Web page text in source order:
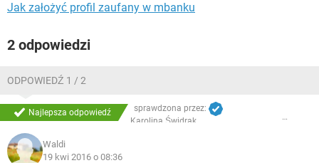
Jak założyć profil zaufany w mbanku
2 odpowiedzi
ODPOWIEDŹ 1 / 2
Najlepsza odpowiedź
sprawdzona przez:
Karolina Świdrak
Waldi
19 kwi 2016 o 08:36